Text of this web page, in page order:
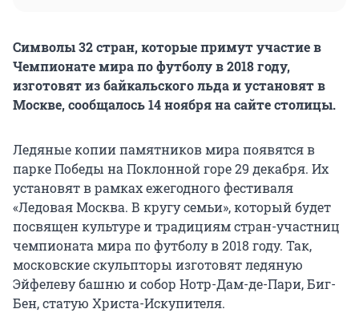
Символы 32 стран, которые примут участие в
Чемпионате мира по футболу в 2018 году,
изготовят из байкальского льда и установят в
Москве, сообщалось 14 ноября на сайте столицы.
Ледяные копии памятников мира появятся в
парке Победы на Поклонной горе 29 декабря. Их
установят в рамках ежегодного фестиваля
«Ледовая Москва. В кругу семьи», который будет
посвящен культуре и традициям стран-участниц
чемпионата мира по футболу в 2018 году. Так,
московские скульпторы изготовят ледяную
Эйфелеву башню и собор Нотр-Дам-де-Пари, Биг-
Бен, статую Христа-Искупителя.